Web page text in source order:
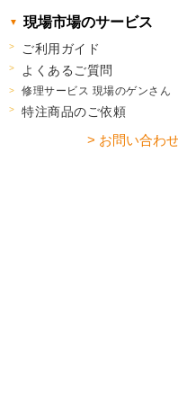
現場市場のサービス
ご利用ガイド
よくあるご質問
修理サービス 現場のゲンさん
特注商品のご依頼
> お問い合わ